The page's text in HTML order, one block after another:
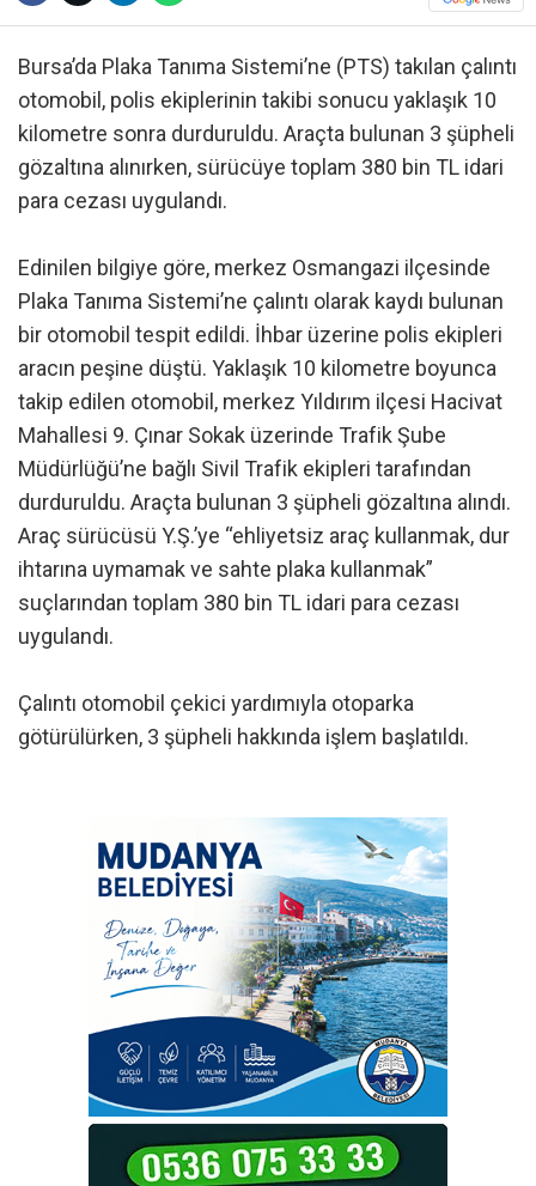
Bursa’da Plaka Tanıma Sistemi’ne (PTS) takılan çalıntı
otomobil, polis ekiplerinin takibi sonucu yaklaşık 10
kilometre sonra durduruldu. Araçta bulunan 3 şüpheli
gözaltına alınırken, sürücüye toplam 380 bin TL idari
para cezası uygulandı.
Edinilen bilgiye göre, merkez Osmangazi ilçesinde
Plaka Tanıma Sistemi’ne çalıntı olarak kaydı bulunan
bir otomobil tespit edildi. İhbar üzerine polis ekipleri
aracın peşine düştü. Yaklaşık 10 kilometre boyunca
takip edilen otomobil, merkez Yıldırım ilçesi Hacivat
Mahallesi 9. Çınar Sokak üzerinde Trafik Şube
Müdürlüğü’ne bağlı Sivil Trafik ekipleri tarafından
durduruldu. Araçta bulunan 3 şüpheli gözaltına alındı.
Araç sürücüsü Y.Ş.’ye “ehliyetsiz araç kullanmak, dur
ihtarına uymamak ve sahte plaka kullanmak”
suçlarından toplam 380 bin TL idari para cezası
uygulandı.
Çalıntı otomobil çekici yardımıyla otoparka
götürülürken, 3 şüpheli hakkında işlem başlatıldı.